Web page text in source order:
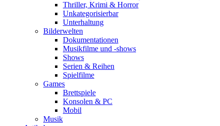
Thriller, Krimi & Horror
Unkategorisierbar
Unterhaltung
Bilderwelten
Dokumentationen
Musikfilme und -shows
Shows
Serien & Reihen
Spielfilme
Games
Brettspiele
Konsolen & PC
Mobil
Musik